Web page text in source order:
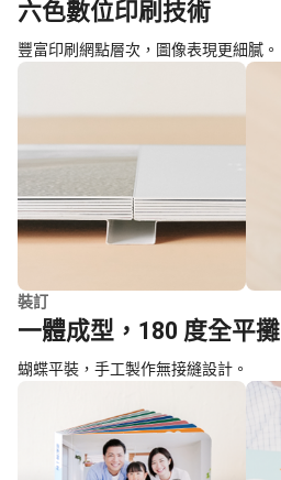
六色數位印刷技術
豐富印刷網點層次，圖像表現更細膩。
裝訂
一體成型，180 度全平攤
蝴蝶平裝，手工製作無接縫設計。